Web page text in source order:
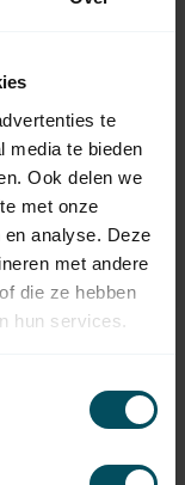
te
media te bieden
Ook delen we
met onze
analyse. Deze
met andere
die ze hebben
hun services.
manuel
à 6 canaux
aider à